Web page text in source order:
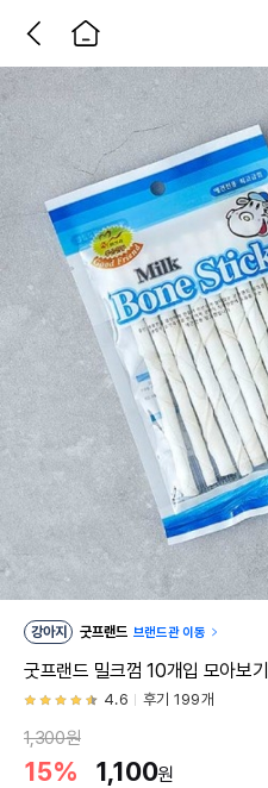
강아지 굿프랜드 브랜드관 이동
굿프랜드 밀크껌 10개입 모아보기
4.6 후기 199개
1,300원
15% 1,100원